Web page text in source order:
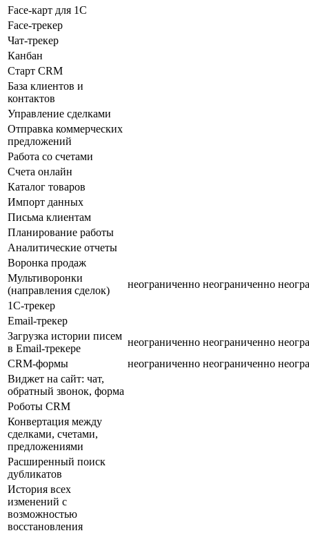
Face-карт для 1С
Face-трекер
Чат-трекер
Канбан
Старт CRM
База клиентов и
контактов
Управление сделками
Отправка коммерческих
предложений
Работа со счетами
Счета онлайн
Каталог товаров
Импорт данных
Письма клиентам
Планирование работы
Аналитические отчеты
Воронка продаж
Мультиворонки
(направления сделок)
неограниченно неограниченно
1С-трекер
Email-трекер
Загрузка истории писем
в Email-трекере
неограниченно неограниченно
CRM-формы
неограниченно неограниченно
Виджет на сайт: чат,
обратный звонок, форма
Роботы CRM
Конвертация между
сделками, счетами,
предложениями
Расширенный поиск
дубликатов
История всех
изменений с
возможностью
восстановления